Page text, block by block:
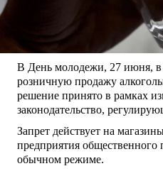
В День молодежи, 27 июня,
розничную продажу
решение принято в рамках
законодательство,
Запрет действует на
предприятия общественного
обычном режиме.